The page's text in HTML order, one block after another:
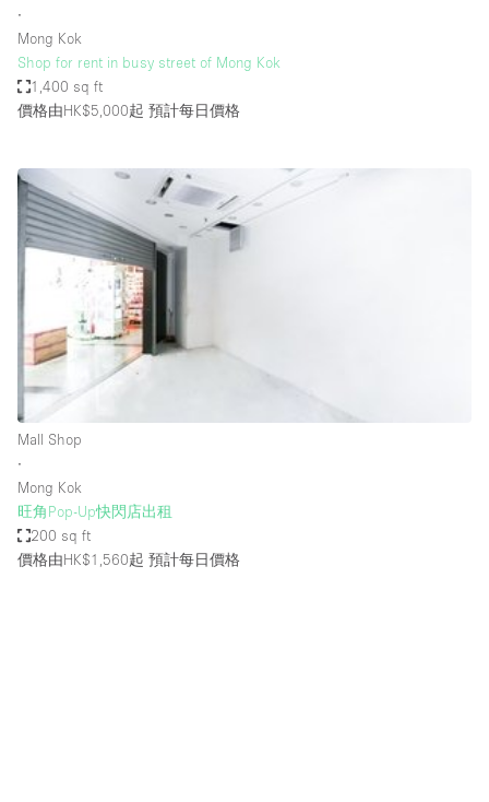
Lobby Space
Mall Shop
Meeting Space
Office Space
Other
Photo / Filming Studio
Restaurant / Bar / Cafe
Rooftop
Salon
Truck
Unique Space
∙
Mong Kok
Shop for rent in busy street of Mong Kok
1,400 sq ft
價格由HK$5,000起 預計每日價格
Mall Shop
∙
Mong Kok
旺角Pop-Up快閃店出租
200 sq ft
價格由HK$1,560起 預計每日價格